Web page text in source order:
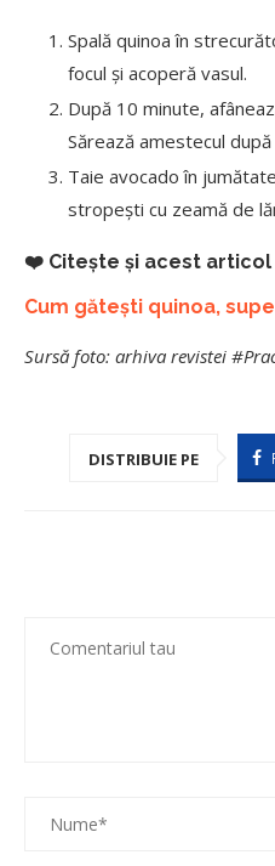
Spală quinoa în
focul și acoperă vasul.
După 10 minute,
Sărează amestecul
Taie avocado în
stropești cu zeamă de
❤️ Citește și acest
Cum gătești quinoa,
Sursă foto: arhiva revistei
DISTRIBUIE PE